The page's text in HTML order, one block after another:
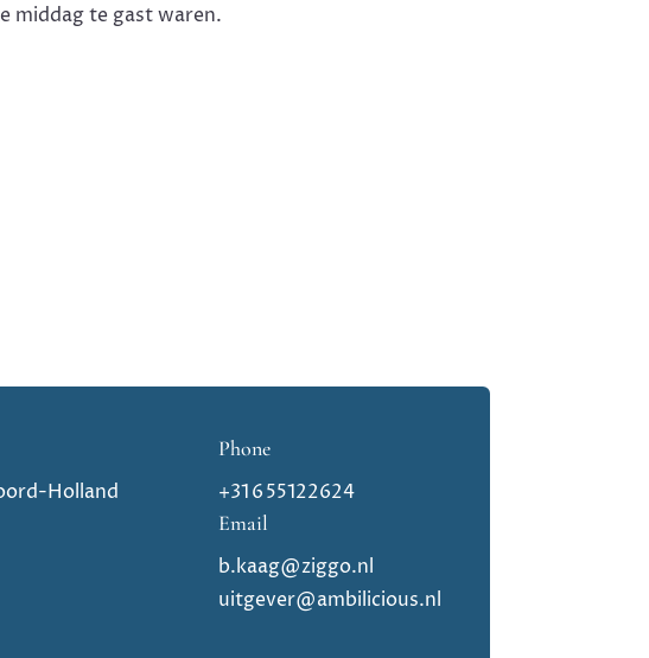
middag te gast waren.
Holland
Phone
+31 6 55122624
Email
b.kaag@ziggo.nl
uitgever@ambilicious.nl